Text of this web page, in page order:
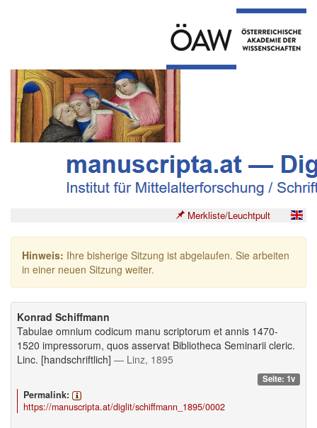
Merkliste/Leuchtpult
Hinweis: Ihre bisherige Sitzung ist abgelaufen. Sie arbeiten
in einer neuen Sitzung weiter.
Konrad Schiffmann
Tabulae omnium codicum manu scriptorum et annis 1470-
1520 impressorum, quos asservat Bibliotheca Seminarii cleric.
Linc. [handschriftlich] — Linz, 1895
Seite: 1v
Permalink:
https://manuscripta.at/diglit/schiffmann_1895/0002